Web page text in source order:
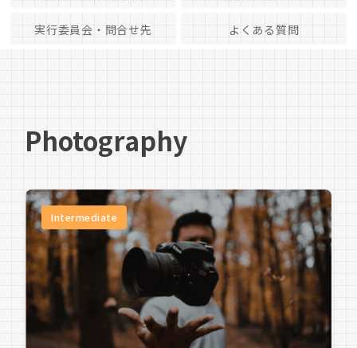
実行委員会・問合せ先 よくある質問
Photography
Intermediate